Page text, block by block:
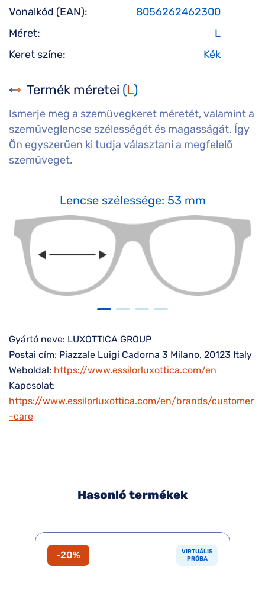
Vonalkód (EAN):
8056262462300
Méret:
L
Keret színe:
Kék
Termék méretei (L)
Ismerje meg a szemüvegkeret méretét, valamint a
szemüveglencse szélességét és magasságát. Így
Ön egyszerűen ki tudja választani a megfelelő
szemüveget.
Lencse szélessége: 53 mm
Gyártó neve: LUXOTTICA GROUP
Postai cím: Piazzale Luigi Cadorna 3 Milano, 20123 Italy
Weboldal: https://www.essilorluxottica.com/en
Kapcsolat:
https://www.essilorluxottica.com/en/brands/customer
-care
Hasonló termékek
-20%
VIRTUÁLIS
PRÓBA